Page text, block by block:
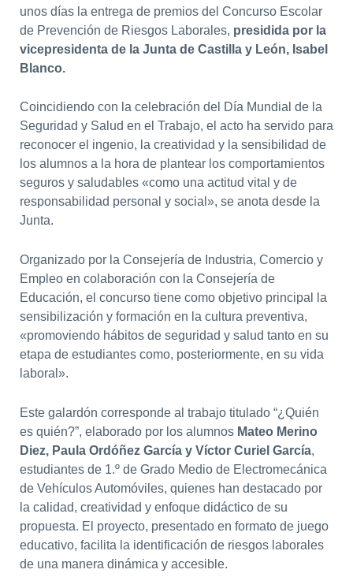
unos días la entrega de premios del Concurso Escolar
de Prevención de Riesgos Laborales, presidida por la
vicepresidenta de la Junta de Castilla y León, Isabel
Blanco.
Coincidiendo con la celebración del Día Mundial de la
Seguridad y Salud en el Trabajo, el acto ha servido para
reconocer el ingenio, la creatividad y la sensibilidad de
los alumnos a la hora de plantear los comportamientos
seguros y saludables «como una actitud vital y de
responsabilidad personal y social», se anota desde la
Junta.
Organizado por la Consejería de Industria, Comercio y
Empleo en colaboración con la Consejería de
Educación, el concurso tiene como objetivo principal la
sensibilización y formación en la cultura preventiva,
«promoviendo hábitos de seguridad y salud tanto en su
etapa de estudiantes como, posteriormente, en su vida
laboral».
Este galardón corresponde al trabajo titulado “¿Quién
es quién?”, elaborado por los alumnos Mateo Merino
Diez, Paula Ordóñez García y Víctor Curiel García,
estudiantes de 1.º de Grado Medio de Electromecánica
de Vehículos Automóviles, quienes han destacado por
la calidad, creatividad y enfoque didáctico de su
propuesta. El proyecto, presentado en formato de juego
educativo, facilita la identificación de riesgos laborales
de una manera dinámica y accesible.